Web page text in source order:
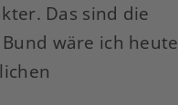
Das sind die
wäre ich heute